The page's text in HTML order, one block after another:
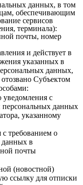
данных, в том
обеспечивающим
сервисов
терминала):
почты, номер
и действует в
указанных в
данных,
Субъектом
уведомления с
персональных данных
указанному
требованием о
данных в
почты
(новостной)
ссылку для отписки